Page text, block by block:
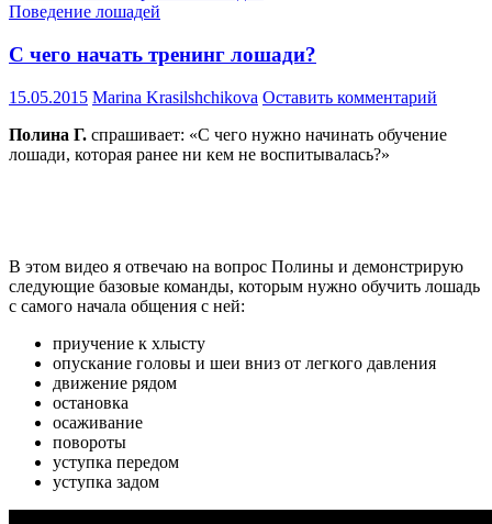
Поведение лошадей
С чего начать тренинг лошади?
15.05.2015 Marina Krasilshchikova Оставить комментарий
Полина Г. спрашивает: «С чего нужно начинать обучение
лошади, которая ранее ни кем не воспитывалась?»
В этом видео я отвечаю на вопрос Полины и демонстрирую
следующие базовые команды, которым нужно обучить лошадь
с самого начала общения с ней:
приучение к хлысту
опускание головы и шеи вниз от легкого давления
движение рядом
остановка
осаживание
повороты
уступка передом
уступка задом